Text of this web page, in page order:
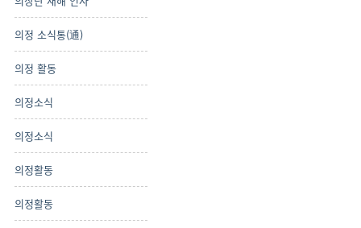
의정 소식통(通)
의정 활동
의정소식
의정소식
의정활동
의정활동